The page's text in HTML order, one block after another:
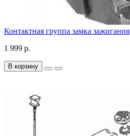
Контактная группа замка зажигания
1 999 р.
В корзину